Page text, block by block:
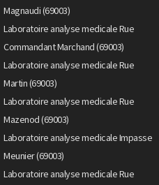
Magnaudi (69003)
Laboratoire analyse medicale Rue
Commandant Marchand (69003)
Laboratoire analyse medicale Rue
Martin (69003)
Laboratoire analyse medicale Rue
Mazenod (69003)
Laboratoire analyse medicale Impasse
Meunier (69003)
Laboratoire analyse medicale Rue